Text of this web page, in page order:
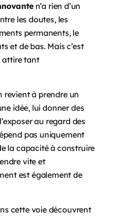
n’a rien d’un
les doutes, les
permanents, le
et de bas. Mais c’est
attire tant
revient à prendre un
idée, lui donner des
au regard des
pas uniquement
la capacité à construire
vite et
est également de
cette voie découvrent